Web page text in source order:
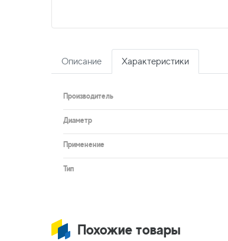
Описание Характеристики
Производитель
Диаметр
Применение
Тип
Похожие товары